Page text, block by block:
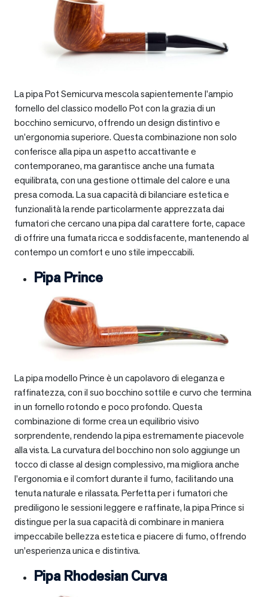
La pipa Pot Semicurva mescola sapientemente l’ampio
fornello del classico modello Pot con la grazia di un
bocchino semicurvo, offrendo un design distintivo e
un’ergonomia superiore. Questa combinazione non solo
conferisce alla pipa un aspetto accattivante e
contemporaneo, ma garantisce anche una fumata
equilibrata, con una gestione ottimale del calore e una
presa comoda. La sua capacità di bilanciare estetica e
funzionalità la rende particolarmente apprezzata dai
fumatori che cercano una pipa dal carattere forte, capace
di offrire una fumata ricca e soddisfacente, mantenendo al
contempo un comfort e uno stile impeccabili.
Pipa Prince
La pipa modello Prince è un capolavoro di eleganza e
raffinatezza, con il suo bocchino sottile e curvo che termina
in un fornello rotondo e poco profondo. Questa
combinazione di forme crea un equilibrio visivo
sorprendente, rendendo la pipa estremamente piacevole
alla vista. La curvatura del bocchino non solo aggiunge un
tocco di classe al design complessivo, ma migliora anche
l’ergonomia e il comfort durante il fumo, facilitando una
tenuta naturale e rilassata. Perfetta per i fumatori che
prediligono le sessioni leggere e raffinate, la pipa Prince si
distingue per la sua capacità di combinare in maniera
impeccabile bellezza estetica e piacere di fumo, offrendo
un’esperienza unica e distintiva.
Pipa Rhodesian Curva